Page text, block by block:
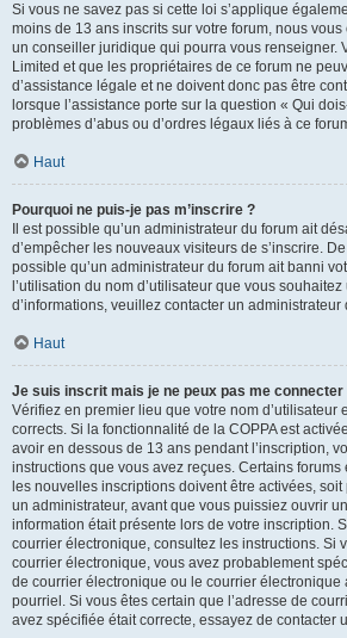
Si vous ne savez pas si cette loi s’applique
moins de 13 ans inscrits sur votre forum, nous
un conseiller juridique qui pourra vous renseigner.
Limited et que les propriétaires de ce forum ne
d’assistance légale et ne doivent donc pas être
lorsque l’assistance porte sur la question « Qui
problèmes d’abus ou d’ordres légaux liés à ce
Haut
Pourquoi ne puis-je pas m’inscrire ?
Il est possible qu’un administrateur du forum ait
d’empêcher les nouveaux visiteurs de s’inscrire.
possible qu’un administrateur du forum ait banni
l’utilisation du nom d’utilisateur que vous
d’informations, veuillez contacter un administrateur
Haut
Je suis inscrit mais je ne peux pas me connecter
Vérifiez en premier lieu que votre nom d’utilisateur
corrects. Si la fonctionnalité de la COPPA est
avoir en dessous de 13 ans pendant l’inscription,
instructions que vous avez reçues. Certains
les nouvelles inscriptions doivent être activées,
un administrateur, avant que vous puissiez ouvrir
information était présente lors de votre inscription.
courrier électronique, consultez les instructions. Si
courrier électronique, vous avez probablement
de courrier électronique ou le courrier électronique
pourriel. Si vous êtes certain que l’adresse de
avez spécifiée était correcte, essayez de contacter